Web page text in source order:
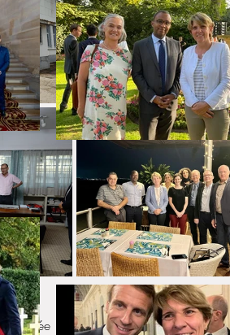
passée en visioconférence avec le